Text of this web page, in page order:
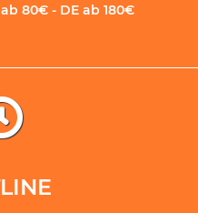
80€ - DE ab 180€